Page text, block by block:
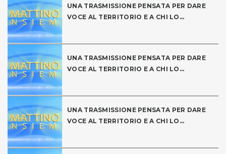
UNA TRASMISSIONE PENSATA PER DARE
VOCE AL TERRITORIO E A CHI LO...
UNA TRASMISSIONE PENSATA PER DARE
VOCE AL TERRITORIO E A CHI LO...
UNA TRASMISSIONE PENSATA PER DARE
VOCE AL TERRITORIO E A CHI LO...